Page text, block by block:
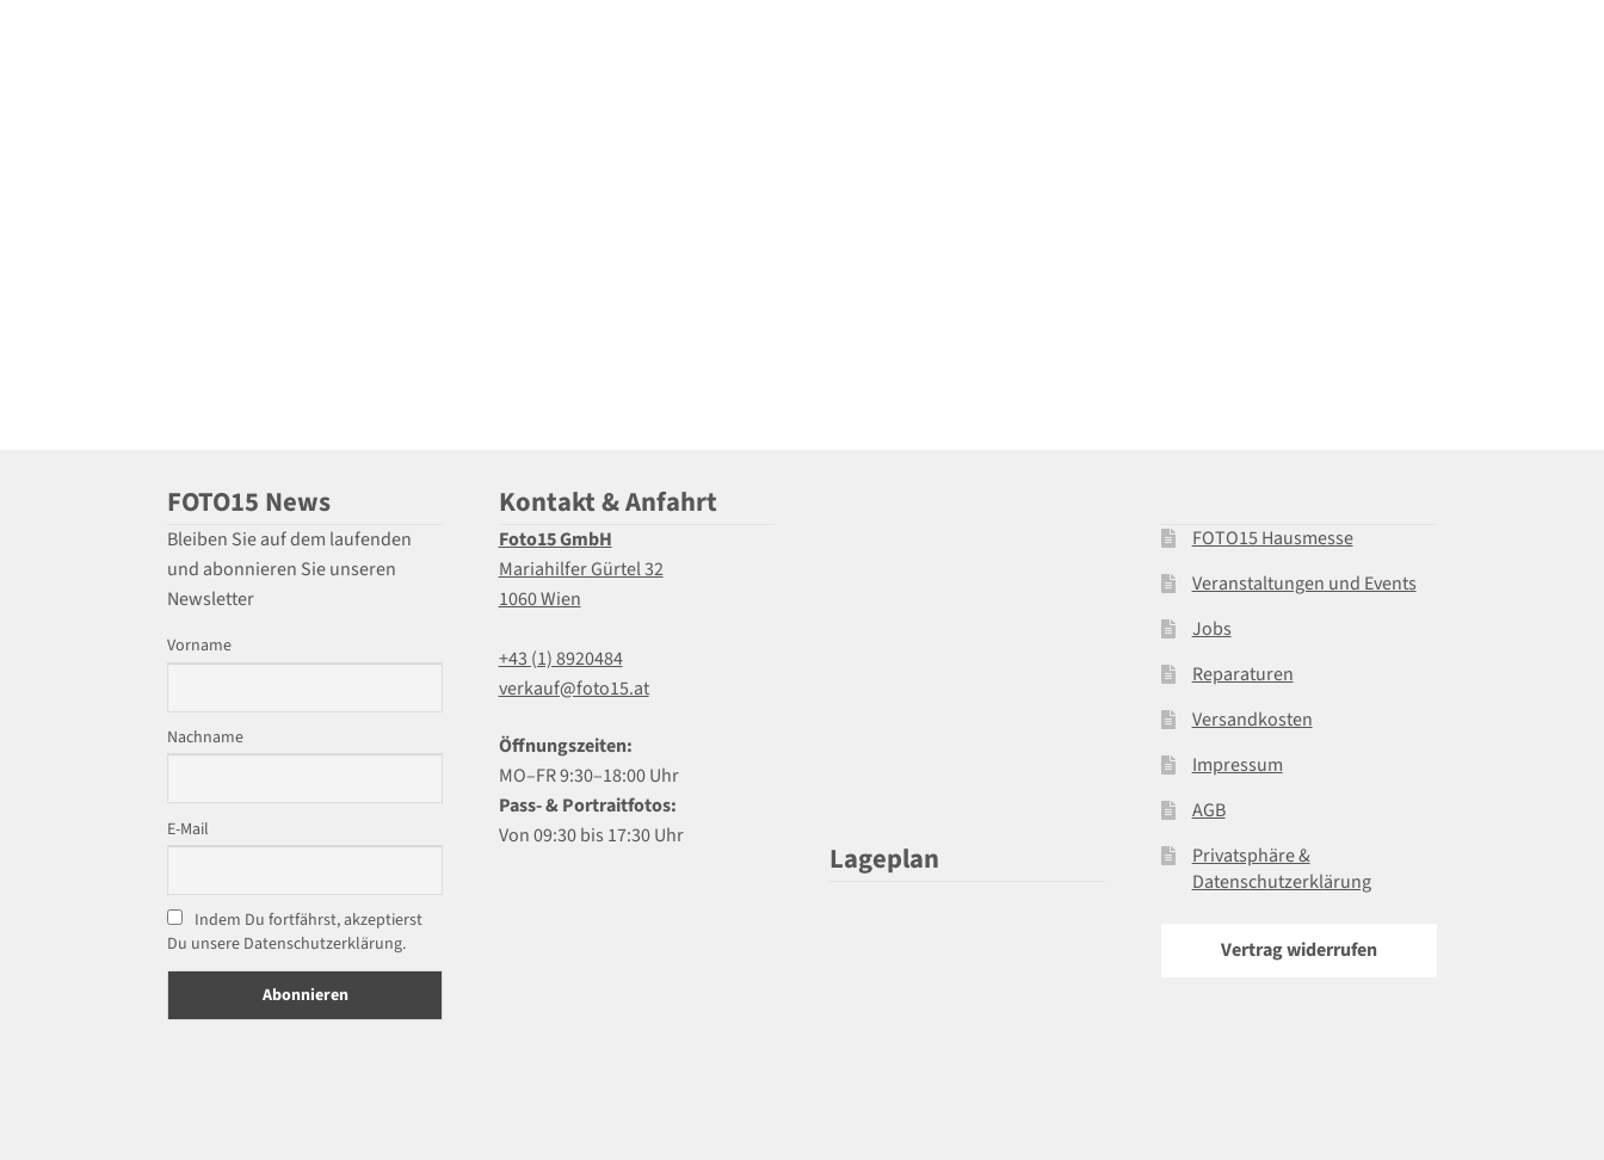
FOTO15 News
Bleiben Sie auf dem laufenden
und abonnieren Sie unseren
Newsletter
Vorname
Nachname
E-Mail
Indem Du fortfährst, akzeptierst
Du unsere Datenschutzerklärung.
Kontakt & Anfahrt
Foto15 GmbH
Mariahilfer Gürtel 32
1060 Wien
+43 (1) 8920484
verkauf@foto15.at
Öffnungszeiten:
MO–FR 9:30–18:00 Uhr
Pass- & Portraitfotos:
Von 09:30 bis 17:30 Uhr
Lageplan
FOTO15 Hausmesse
Veranstaltungen und Events
Jobs
Reparaturen
Versandkosten
Impressum
AGB
Privatsphäre &
Datenschutzerklärung
Vertrag widerrufen